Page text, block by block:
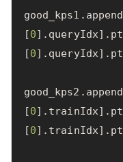
good_kps1 . append
[0]. queryIdx]. pt
[0]. queryIdx]. pt
good_kps2 . append
[0]. trainIdx]. pt
[0]. trainIdx]. pt